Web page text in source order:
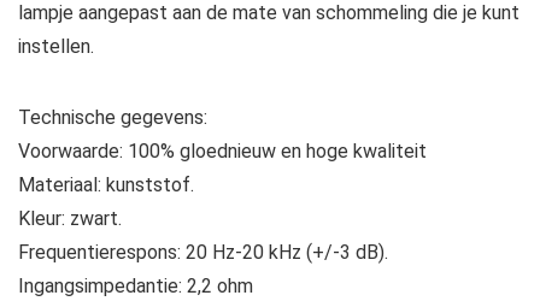
lampje aangepast aan de mate van schommeling die je kunt
instellen.
Technische gegevens:
Voorwaarde: 100% gloednieuw en hoge kwaliteit
Materiaal: kunststof.
Kleur: zwart.
Frequentierespons: 20 Hz-20 kHz (+/-3 dB).
Ingangsimpedantie: 2,2 ohm